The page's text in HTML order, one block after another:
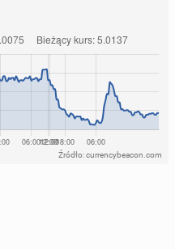
Źródło: currencybeacon.com